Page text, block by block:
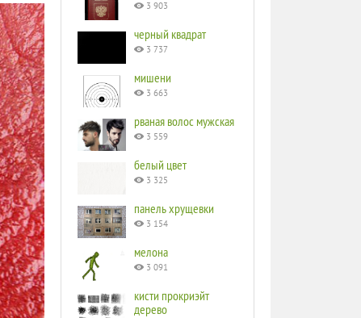
3 903
черный квадрат
3 737
мишени
3 663
рваная волос мужская
3 559
белый цвет
3 325
панель хрущевки
3 154
мелона
3 091
кисти прокриэйт
дерево